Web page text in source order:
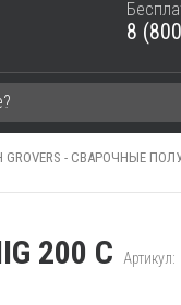
8
- СВАРОЧНЫЕ
200 C Артикул: